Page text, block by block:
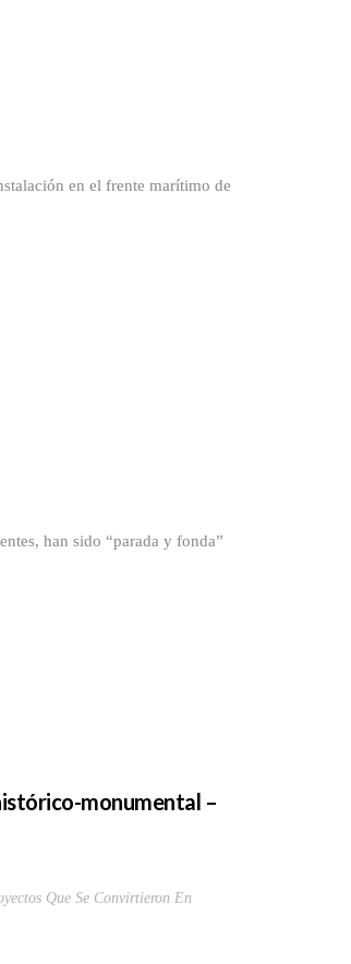
en el frente marítimo de
han sido “parada y fonda”
monumental –
Que Se Convirtieron En